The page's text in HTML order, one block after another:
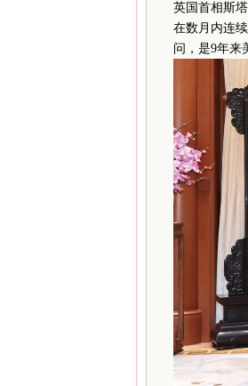
英国首相斯
在数月内连
问，是9年来